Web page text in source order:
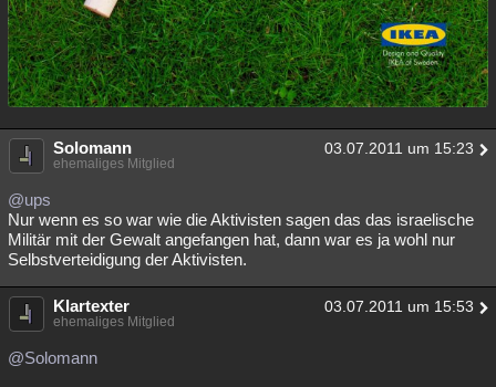
Solomann 03.07.2011 um 15:23
ehemaliges Mitglied
@ups
Nur wenn es so war wie die Aktivisten sagen das das israelische
Militär mit der Gewalt angefangen hat, dann war es ja wohl nur
Selbstverteidigung der Aktivisten.
Klartexter 03.07.2011 um 15:53
ehemaliges Mitglied
@Solomann